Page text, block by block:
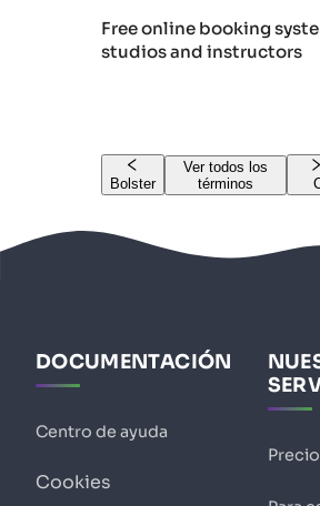
Free online booking
studios and instructors
Bolster
Ver todos los
términos
DOCUMENTACIÓN
Centro de ayuda
Cookies